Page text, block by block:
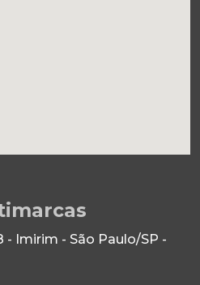
Imirim - São Paulo/SP -